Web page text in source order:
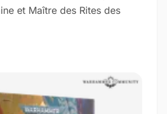
et Maître des Rites des